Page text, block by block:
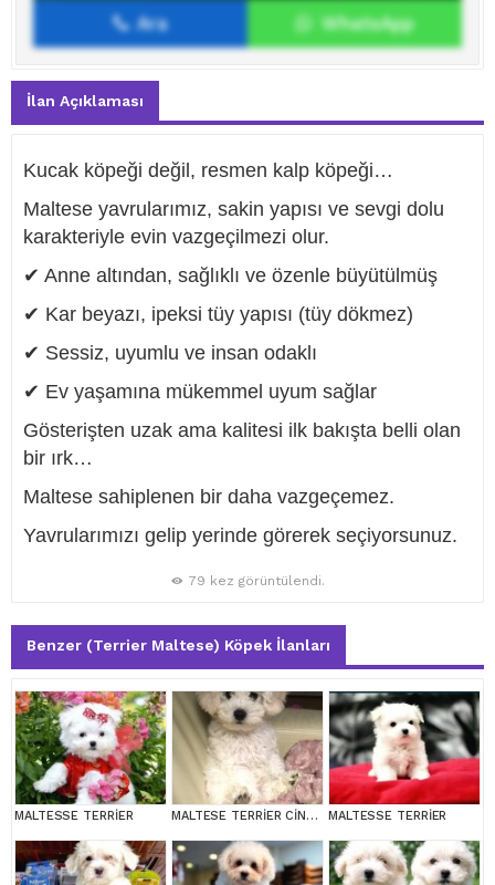
İlan sahibine mesaj gönder
Ara WhatsApp
İlan Açıklaması
Kucak köpeği değil, resmen kalp köpeği…
Maltese yavrularımız, sakin yapısı ve sevgi dolu
karakteriyle evin vazgeçilmezi olur.
✔ Anne altından, sağlıklı ve özenle büyütülmüş
✔ Kar beyazı, ipeksi tüy yapısı (tüy dökmez)
✔ Sessiz, uyumlu ve insan odaklı
✔ Ev yaşamına mükemmel uyum sağlar
Gösterişten uzak ama kalitesi ilk bakışta belli olan
bir ırk…
Maltese sahiplenen bir daha vazgeçemez.
Yavrularımızı gelip yerinde görerek seçiyorsunuz.
79 kez görüntülendi.
Benzer (Terrier Maltese) Köpek İlanları
MALTESSE TERRİER MALTESE TERRİER CİNSİ YAVRULAR MALTESSE TERRİER